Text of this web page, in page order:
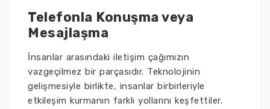
Telefonla Konuşma veya
Mesajlaşma
İnsanlar arasındaki iletişim çağımızın
vazgeçilmez bir parçasıdır. Teknolojinin
gelişmesiyle birlikte, insanlar birbirleriyle
etkileşim kurmanın farklı yollarını keşfettiler.